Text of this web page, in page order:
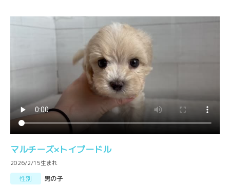
マルチーズ×トイプードル
2026/2/15生まれ
性別
男の子